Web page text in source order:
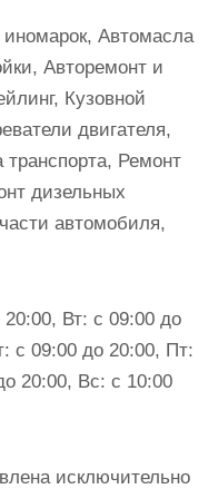
Автомасла
Авторемонт и
Кузовной
двигателя,
транспорта, Ремонт
дизельных
автомобиля,
Вт: с 09:00 до
с 09:00 до 20:00, Пт:
20:00, Вс: с 10:00
исключительно